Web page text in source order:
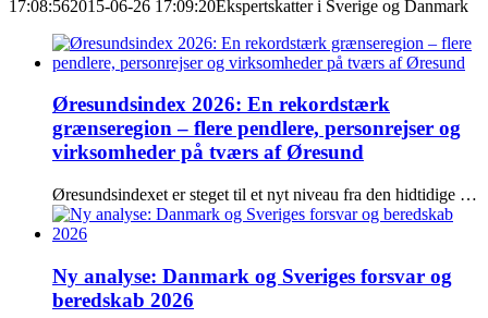
17:08:562015-06-26 17:09:20Ekspertskatter i Sverige og Danmark
Øresundsindex 2026: En rekordstærk
grænseregion – flere pendlere, personrejser og
virksomheder på tværs af Øresund
Øresundsindexet er steget til et nyt niveau fra den hidtidige …
Ny analyse: Danmark og Sveriges forsvar og
beredskab 2026